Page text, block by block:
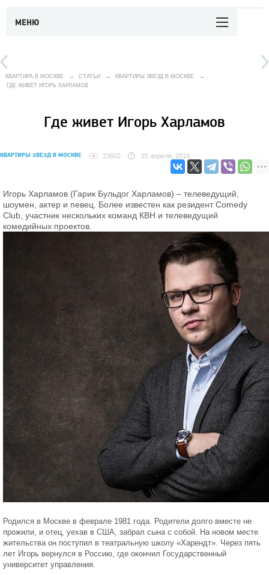
МЕНЮ
КВАРТИРА В МОСКВЕ → СТАТЬИ → КВАРТИРЫ ЗВЕЗД В МОСКВЕ
→
ГДЕ ЖИВЕТ ИГОРЬ ХАРЛАМОВ
Где живет Игорь Харламов
КВАРТИРЫ ЗВЕЗД В МОСКВЕ 23602 25 апреля, 2019
Игорь Харламов (Гарик Бульдог Харламов) – телеведущий,
шоумен, актер и певец. Более известен как резидент Comedy
Club, участник нескольких команд КВН и телеведущий
комедийных проектов.
Родился в Москве в феврале 1981 года. Родители долго вместе не
прожили, и отец, уехав в США, забрал сына с собой. На новом месте
жительства он поступил в театральную школу «Харендт». Через пять
лет Игорь вернулся в Россию, где окончил Государственный
университет управления.